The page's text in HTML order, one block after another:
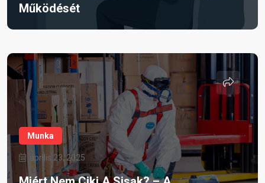
Működését
Munka
április 23, 2025